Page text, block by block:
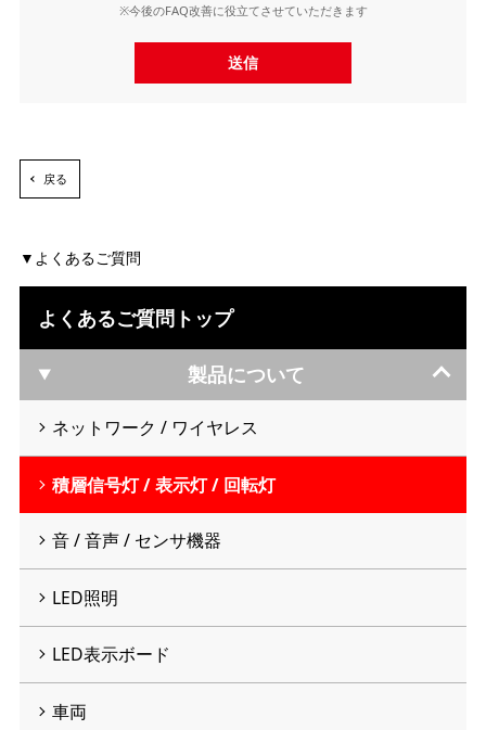
※今後のFAQ改善に役立てさせていただきます
送信
戻る
よくあるご質問
よくあるご質問トップ
製品について
ネットワーク / ワイヤレス
積層信号灯 / 表示灯 / 回転灯
音 / 音声 / センサ機器
LED照明
LED表示ボード
車両